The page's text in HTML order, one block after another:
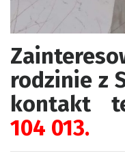
rodzinie z
kontakt
104 013.